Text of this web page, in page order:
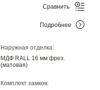
Наружная отделка:
МДФ RALL 16 мм фрез.
(матовая)
Комплект замков:
Сравнить
Подробнее